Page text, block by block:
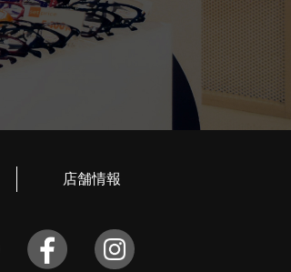
店舗情報